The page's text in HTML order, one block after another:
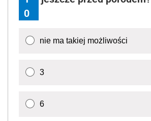
0
nie ma takiej możliwości
3
6